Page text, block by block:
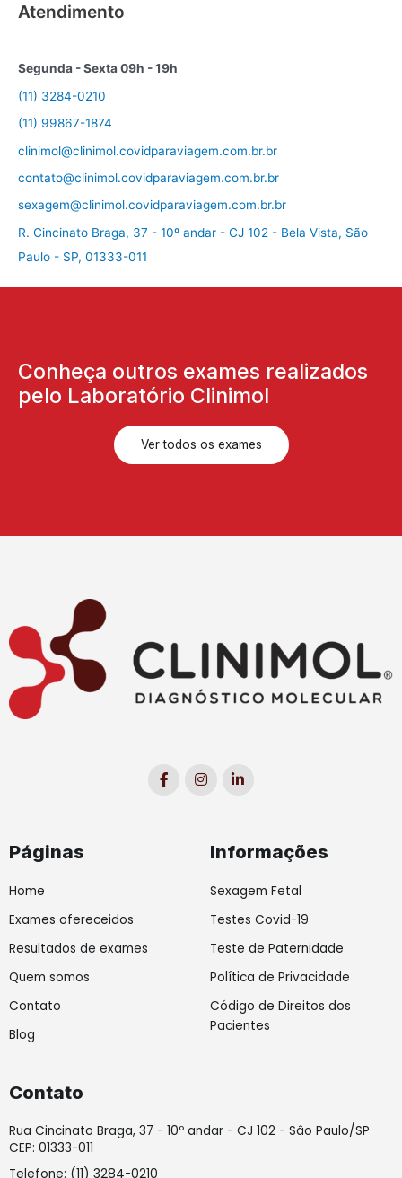
Atendimento
Segunda - Sexta 09h - 19h
(11) 3284-0210
(11) 99867-1874
clinimol@clinimol.covidparaviagem.com.br.br
contato@clinimol.covidparaviagem.com.br.br
sexagem@clinimol.covidparaviagem.com.br.br
R. Cincinato Braga, 37 - 10º andar - CJ 102 - Bela Vista, São
Paulo - SP, 01333-011
Conheça outros exames realizados
pelo Laboratório Clinimol
Ver todos os exames
c
s
n
n
n
Páginas
Home
Exames ofereceidos
Resultados de exames
Quem somos
Contato
Blog
Informações
Sexagem Fetal
Testes Covid-19
Teste de Paternidade
Política de Privacidade
Código de Direitos dos
Pacientes
Contato
Rua Cincinato Braga, 37 - 10º andar - CJ 102 - Sâo Paulo/SP
CEP: 01333-011
Telefone: (11) 3284-0210